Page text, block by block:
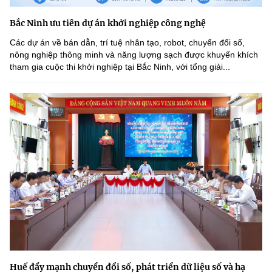
Bắc Ninh ưu tiên dự án khởi nghiệp công nghệ
Các dự án về bán dẫn, trí tuệ nhân tạo, robot, chuyển đổi số,
nông nghiệp thông minh và năng lượng sạch được khuyến khích
tham gia cuộc thi khởi nghiệp tại Bắc Ninh, với tổng giải...
Huế đẩy mạnh chuyển đổi số, phát triển dữ liệu số và hạ